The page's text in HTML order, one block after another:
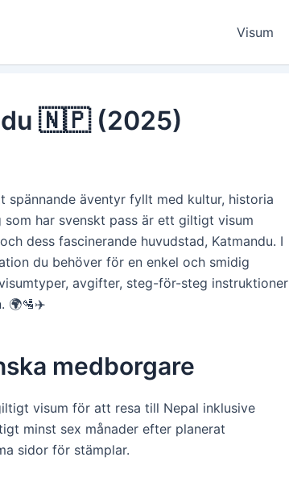
Visum
🇳🇵 (2025)
spännande äventyr fyllt med kultur, historia
har svenskt pass är ett giltigt visum
dess fascinerande huvudstad, Katmandu. I
du behöver för en enkel och smidig
avgifter, steg-för-steg instruktioner
🌍🛂✈️
medborgare
visum för att resa till Nepal inklusive
minst sex månader efter planerat
sidor för stämplar.